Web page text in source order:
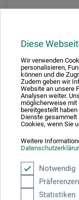
Diese
Wir verwenden
personalisieren,
können und die
Zudem geben wir
Website an unsere
Analysen weiter.
möglicherweise mit
bereitgestellt haben
Dienste gesammelt
Cookies, wenn Sie
Weitere
Notwendig
Präferenzen
Statistiken
zzgl.